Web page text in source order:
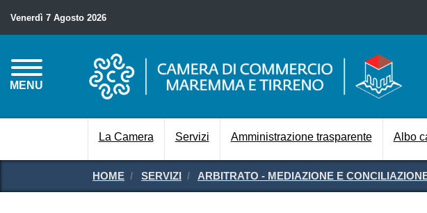
Venerdì 7 Agosto 2026
MENU
La Camera Servizi Amministrazione trasparente Albo
HOME SERVIZI ARBITRATO - MEDIAZIONE E